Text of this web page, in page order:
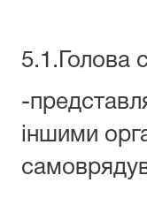
5.1.Голова
-
іншими